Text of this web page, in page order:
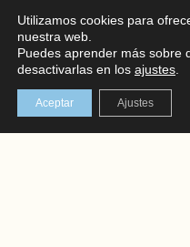
C/ Mayor
En el corazón
REDES
Instagram
Utilizamos cookies para
nuestra web.
Puedes aprender más sobre
desactivarlas en los ajustes
Aceptar Ajustes